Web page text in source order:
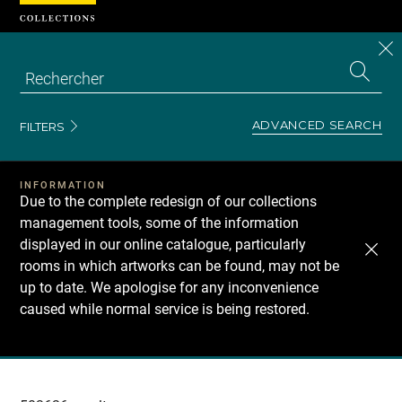
FILTERS ADVANCED SEARCH
INFORMATION
Due to the complete redesign of our collections
management tools, some of the information
displayed in our online catalogue, particularly
rooms in which artworks can be found, may not be
up to date. We apologise for any inconvenience
caused while normal service is being restored.
Recherche
Cookies management panel